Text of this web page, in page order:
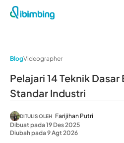
BlogVideographer
Pelajari 14 Teknik
Standar Industri
DITULIS OLEH Farijihan Putri
Dibuat pada 19 Des 2025
Diubah pada 9 Agt 2026